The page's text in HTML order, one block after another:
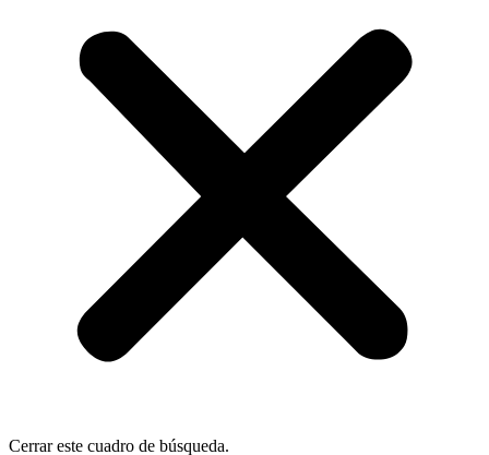
Cerrar este cuadro de búsqueda.